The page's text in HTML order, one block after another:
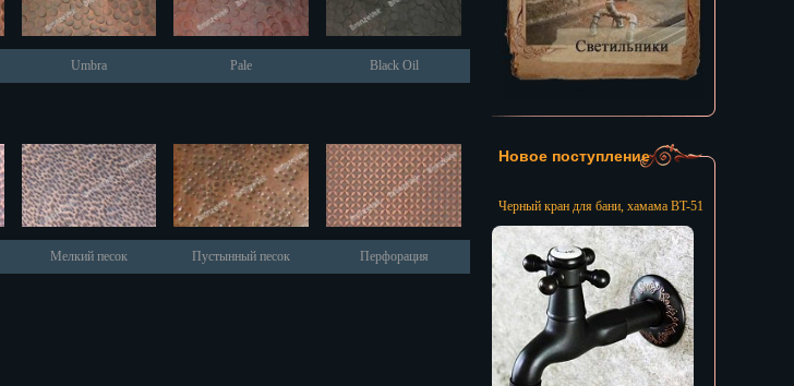
Umbra Pale Black Oil
Мелкий песок Пустынный песок Перфорация
Новое поступление
Черный кран для бани, хамама BT-51